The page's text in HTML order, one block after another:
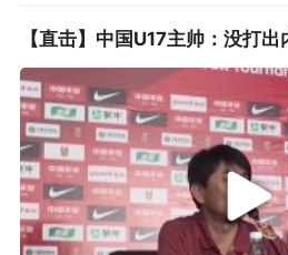
【直击】中国U17主帅：没打